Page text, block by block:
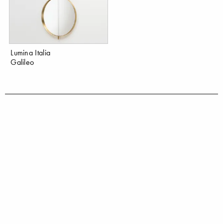
Lumina Italia
Galileo